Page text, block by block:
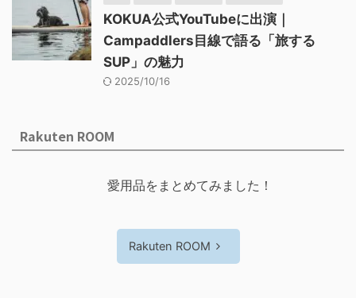
KOKUA公式YouTubeに出演｜
Campaddlers目線で語る「旅する
SUP」の魅力
2025/10/16
Rakuten ROOM
愛用品をまとめてみました！
Rakuten ROOM